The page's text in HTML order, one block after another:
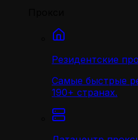
Резидентские
Самые быстрые
190+ странах.